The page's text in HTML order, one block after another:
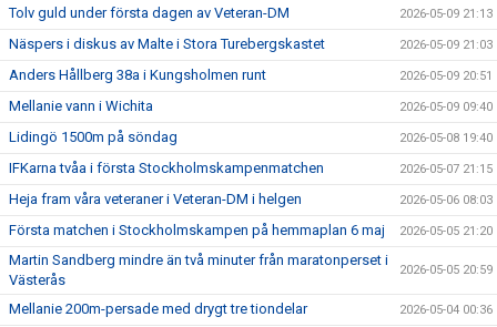
Tolv guld under första dagen av Veteran-DM 2026-05-09 21:13
Näspers i diskus av Malte i Stora Turebergskastet 2026-05-09 21:03
Anders Hållberg 38a i Kungsholmen runt 2026-05-09 20:51
Mellanie vann i Wichita 2026-05-09 09:40
Lidingö 1500m på söndag 2026-05-08 19:40
IFKarna tvåa i första Stockholmskampenmatchen 2026-05-07 21:15
Heja fram våra veteraner i Veteran-DM i helgen 2026-05-06 08:03
Första matchen i Stockholmskampen på hemmaplan 6 maj 2026-05-05 21:20
Martin Sandberg mindre än två minuter från maratonperset i
Västerås
2026-05-05 20:59
Mellanie 200m-persade med drygt tre tiondelar 2026-05-04 00:36